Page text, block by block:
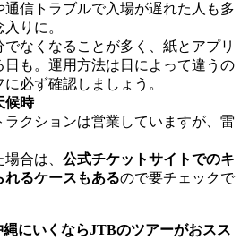
通信トラブルで入場が遅れた人も多
りに。
でなくなることが多く、紙とアプリ
日も。運用方法は日によって違うの
必ず確認しましょう。
候時
ラクションは営業していますが、雷
合は、 公式チケットサイトでのキ
れるケースもあるので要チェックで
にいくならJTBのツアーがおスス